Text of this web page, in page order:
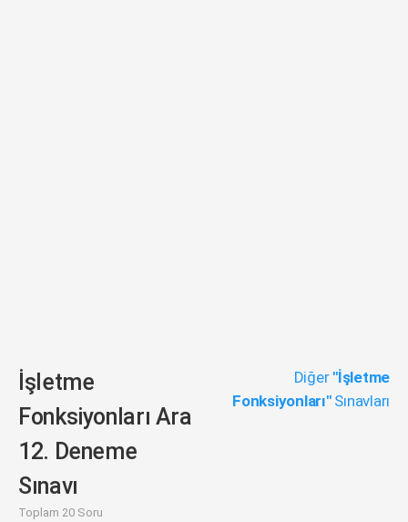
İşletme
Fonksiyonları Ara
12. Deneme
Sınavı
Toplam 20 Soru
Diğer "İşletme
Fonksiyonları"Sınavları